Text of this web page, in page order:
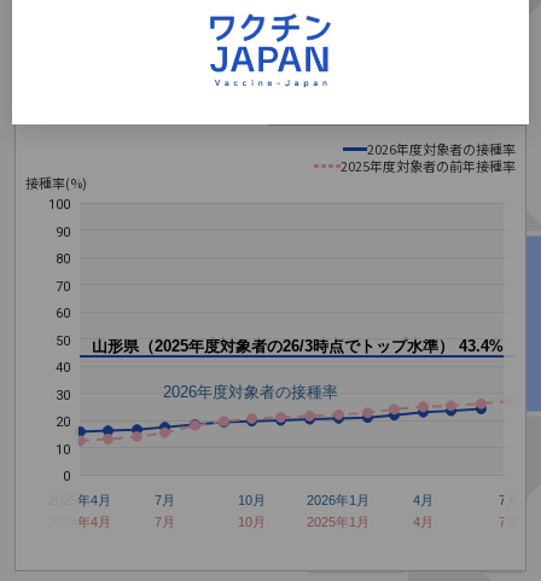
岩手県の累積初回接種率推移データ
2026年度対象者の接種率
2025年度対象者の前年接種率
接種率(%)
0
10
20
30
40
50
60
70
80
90
100
山形県（2025年度対象者の26/3時点でトップ水準） 43.4%
2026年度対象者の接種率
2025年4月 7月 10月 2026年1月 4月
7月
2024年4月
7月 10月 2025年1月 4月 7月